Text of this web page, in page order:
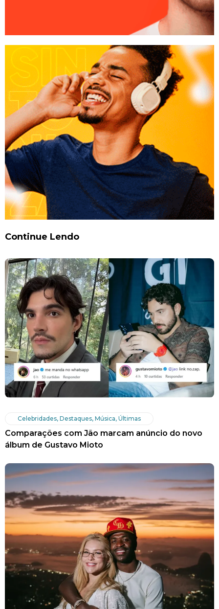
Continue Lendo
Celebridades, Destaques, Música, Últimas
Comparações com Jão marcam anúncio do novo
álbum de Gustavo Mioto